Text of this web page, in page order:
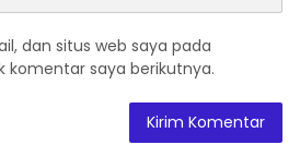
dan situs web saya pada
komentar saya berikutnya.